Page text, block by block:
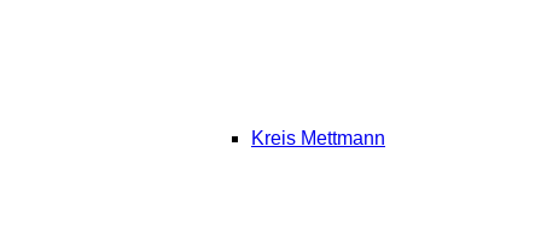
Kreis Mettmann